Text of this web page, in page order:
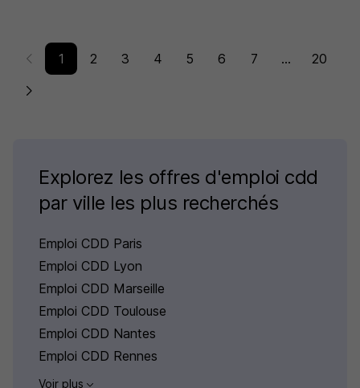
1 2 3 4 5 6 7 ... 20
Explorez les offres d'emploi cdd
par ville les plus recherchés
Emploi CDD Paris
Emploi CDD Lyon
Emploi CDD Marseille
Emploi CDD Toulouse
Emploi CDD Nantes
Emploi CDD Rennes
Voir plus